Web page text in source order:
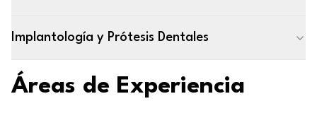
Implantología y Prótesis Dentales
Áreas de Experiencia